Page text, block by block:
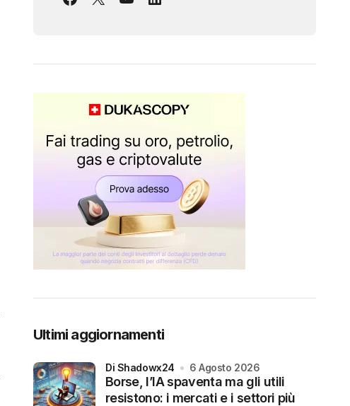
Ultimi aggiornamenti
Borse, l’IA spaventa ma gli utili
resistono: i mercati e i settori più
di Shadowx24 6 Agosto 2026